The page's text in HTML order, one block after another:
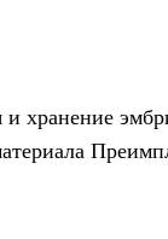
и хранение